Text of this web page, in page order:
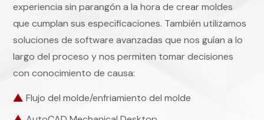
experiencia sin parangón a la hora de crear moldes
que cumplan sus especificaciones. También utilizamos
soluciones de software avanzadas que nos guían a lo
largo del proceso y nos permiten tomar decisiones
con conocimiento de causa:
Flujo del molde/enfriamiento del molde